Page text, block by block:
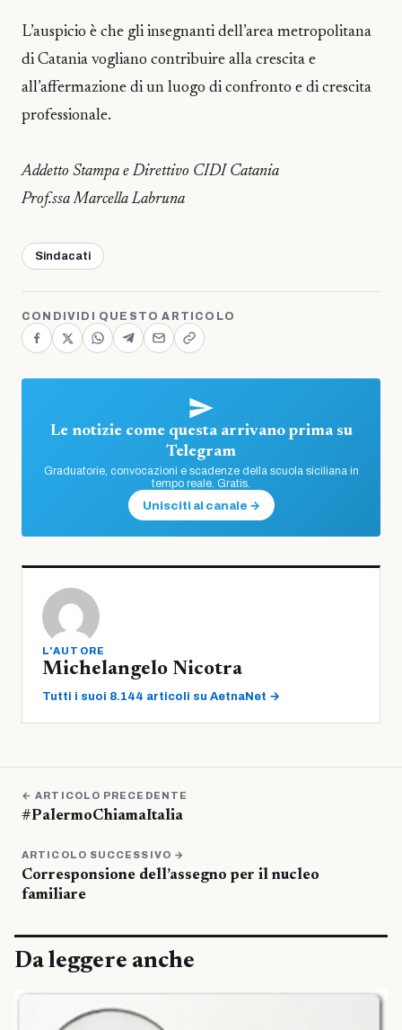
L’auspicio è che gli insegnanti dell’area metropolitana
di Catania vogliano contribuire alla crescita e
all’affermazione di un luogo di confronto e di crescita
professionale.
Addetto Stampa e Direttivo CIDI Catania
Prof.ssa Marcella Labruna
Sindacati
CONDIVIDI QUESTO ARTICOLO
Le notizie come questa arrivano prima su
Telegram
Graduatorie, convocazioni e scadenze della scuola siciliana in
tempo reale. Gratis.
Unisciti al canale →
L'AUTORE
Michelangelo Nicotra
Tutti i suoi 8.144 articoli su AetnaNet →
← ARTICOLO PRECEDENTE
#PalermoChiamaItalia
ARTICOLO SUCCESSIVO →
Corresponsione dell’assegno per il nucleo
familiare
Da leggere anche